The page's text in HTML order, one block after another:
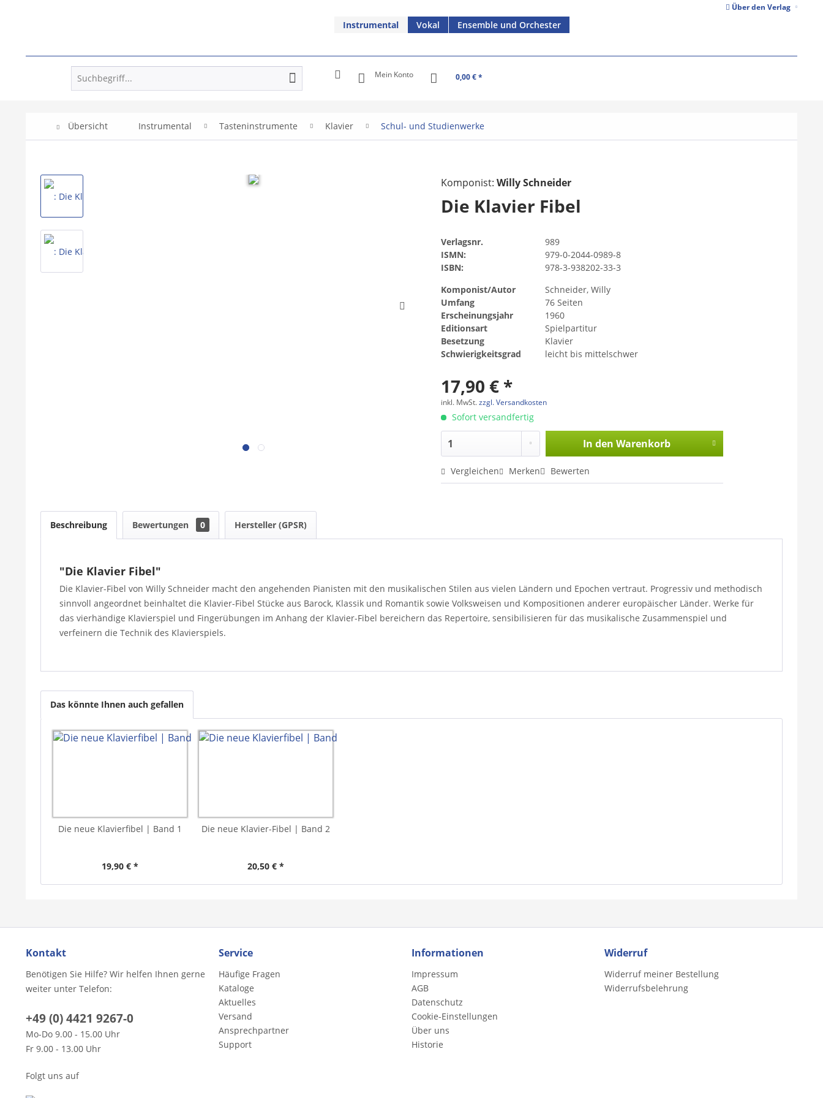
Über den Verlag
Instrumental Vokal Ensemble und Orchester
Mein Konto 0,00 € *
Übersicht Instrumental Tasteninstrumente Klavier Schul- und Studienwerke
Komponist:Willy Schneider
Die Klavier Fibel
Verlagsnr.
989
ISMN:
979-0-2044-0989-8
ISBN:
978-3-938202-33-3
Komponist/Autor
Schneider, Willy
Umfang
76 Seiten
Erscheinungsjahr
1960
Editionsart
Spielpartitur
Besetzung
Klavier
Schwierigkeitsgrad
leicht bis mittelschwer
17,90 € *
inkl. MwSt.zzgl. Versandkosten
Sofort versandfertig
In den Warenkorb
Vergleichen Merken Bewerten
Beschreibung Bewertungen 0 Hersteller (GPSR)
"Die Klavier Fibel"
Die Klavier-Fibel von Willy Schneider macht den angehenden Pianisten mit den musikalischen Stilen aus vielen Ländern und Epochen vertraut. Progressiv und methodisch
sinnvoll angeordnet beinhaltet die Klavier-Fibel Stücke aus Barock, Klassik und Romantik sowie Volksweisen und Kompositionen anderer europäischer Länder. Werke für
das vierhändige Klavierspiel und Fingerübungen im Anhang der Klavier-Fibel bereichern das Repertoire, sensibilisieren für das musikalische Zusammenspiel und
verfeinern die Technik des Klavierspiels.
Das könnte Ihnen auch gefallen
Die neue Klavierfibel | Band 1
19,90 € *
Die neue Klavier-Fibel | Band 2
20,50 € *
Kontakt
Benötigen Sie Hilfe? Wir helfen Ihnen gerne
weiter unter Telefon:
+49 (0) 4421 9267-0
Mo-Do 9.00 - 15.00 Uhr
Fr 9.00 - 13.00 Uhr
Folgt uns auf
Service
Häufige Fragen
Kataloge
Aktuelles
Versand
Ansprechpartner
Support
Informationen
Impressum
AGB
Datenschutz
Cookie-Einstellungen
Über uns
Historie
Widerruf
Widerruf meiner Bestellung
Widerrufsbelehrung